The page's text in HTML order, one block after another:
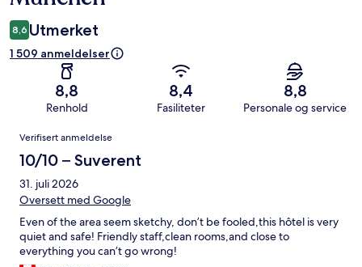
8,6 Utmerket
1 509 anmeldelser
8,8
Renhold
8,4
Fasiliteter
8,8
Personale og service
Anmeldelser
Verifisert anmeldelse
10/10 – Suverent
31. juli 2026
Oversett med Google
Even of the area seem sketchy, don’t be fooled,this hôtel is very
quiet and safe! Friendly staff,clean rooms,and close to
everything you can’t go wrong!